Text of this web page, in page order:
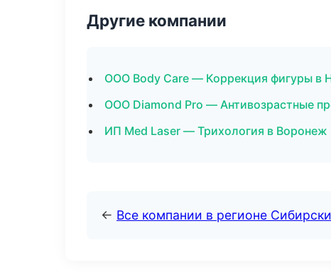
Другие компании
ООО Body Care — Коррекция фигуры в
ООО Diamond Pro — Антивозрастные
ИП Med Laser — Трихология в Воронеж
← Все компании в регионе